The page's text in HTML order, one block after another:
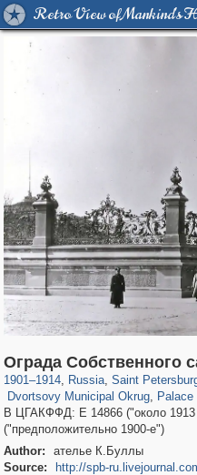
Retro View of Mankind's
Ограда Собственного
1901–1914, Russia
1,406,871
, Saint
197,175 5,714
Dvortsovy Municipal Okrug
22,589 1,098
, Palace
3,410
В ЦГАКФФД: Е 14866 ("около
("предположительно 1900-е")
Author:
ателье К.Буллы
Source:
http://spb-